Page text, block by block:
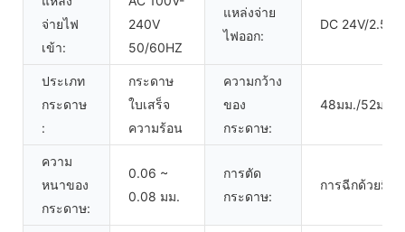
จ่ายไฟ
เข้า:
240V
50/60HZ
แหล่งจ่าย
ไฟออก:
DC 24V/2.5A
ประเภท
กระดาษ
:
กระดาษ
ใบเสร็จ
ความร้อน
ความกว้าง
ของ
กระดาษ:
48มม./52มม./
ความ
หนาของ
กระดาษ:
0.06 ~
0.08 มม.
การตัด
กระดาษ:
การฉีกด้วยมือ